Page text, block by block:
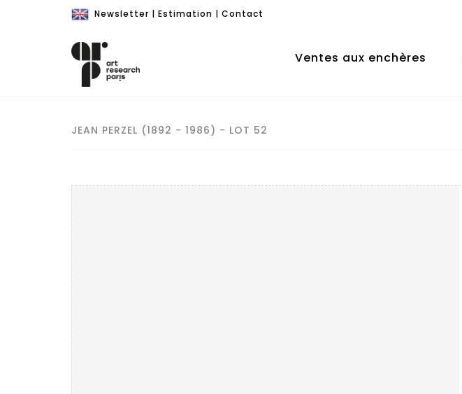
Newsletter | Estimation | Contact
Ventes aux enchères
JEAN PERZEL (1892 - 1986) - LOT 52